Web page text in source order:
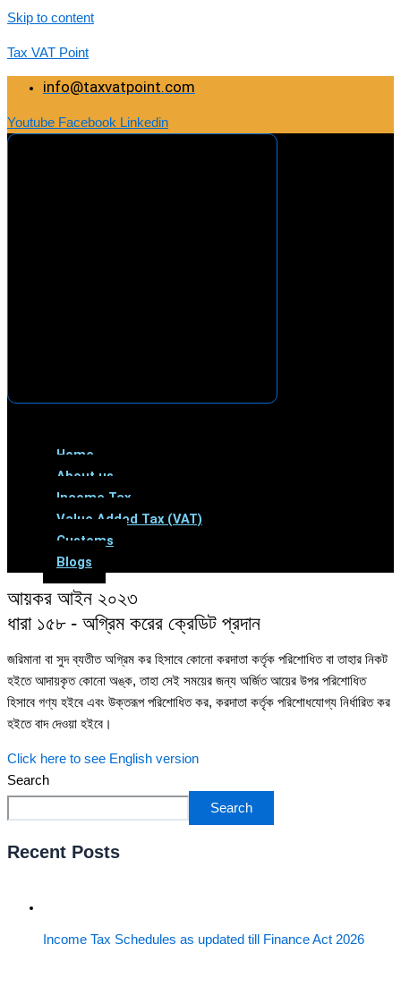
Skip to content
Tax VAT Point
info@taxvatpoint.com
Youtube Facebook Linkedin
Home
About us
Income Tax
Value Added Tax (VAT)
Customs
Blogs
আয়কর আইন ২০২৩
ধারা ১৫৮ - অগ্রিম করের ক্রেডিট প্রদান
জরিমানা বা সুদ ব্যতীত অগ্রিম কর হিসাবে কোনো করদাতা কর্তৃক পরিশোধিত বা তাহার নিকট
হইতে আদায়কৃত কোনো অঙ্ক, তাহা সেই সময়ের জন্য অর্জিত আয়ের উপর পরিশোধিত
হিসাবে গণ্য হইবে এবং উক্তরূপ পরিশোধিত কর, করদাতা কর্তৃক পরিশোধযোগ্য নির্ধারিত কর
হইতে বাদ দেওয়া হইবে।
Click here to see English version
Search
Search
Recent Posts
Income Tax Schedules as updated till Finance Act 2026